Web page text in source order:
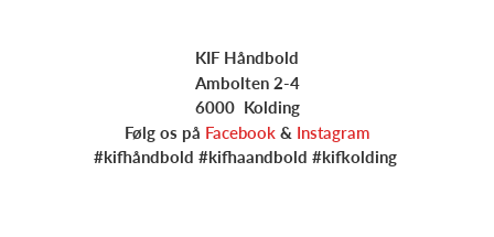
KIF Håndbold
Ambolten 2-4
6000 Kolding
Følg os på Facebook & Instagram
#kifhåndbold #kifhaandbold #kifkolding